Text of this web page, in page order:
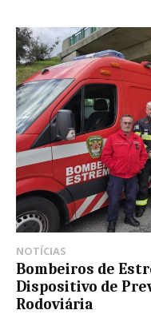
NOTÍCIAS
Bombeiros de
Dispositivo de
Rodoviária